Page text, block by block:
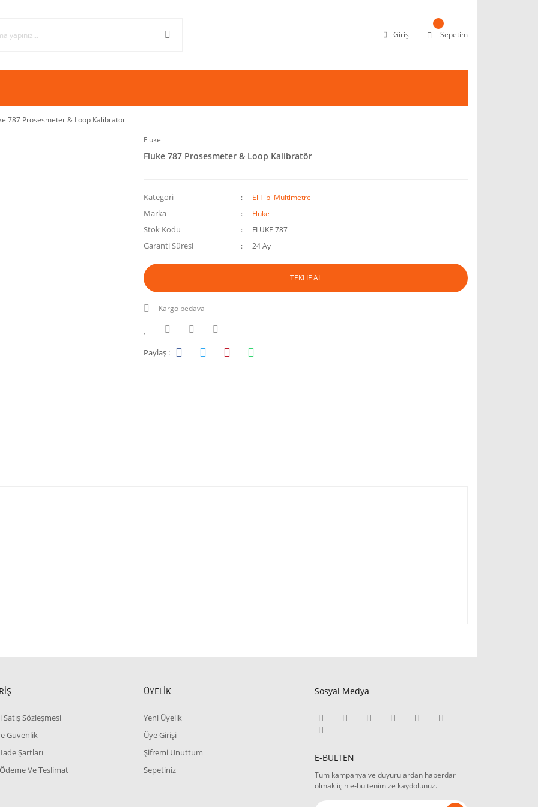
Giriş Sepetim
787 Prosesmeter & Loop Kalibratör
Fluke
Fluke 787 Prosesmeter & Loop Kalibratör
Kategori El Tipi Multimetre
Marka Fluke
Stok Kodu FLUKE 787
Garanti Süresi 24 Ay
TEKLİF AL
Kargo bedava
Paylaş :
Satış Sözleşmesi
Güvenlik
Şartları
Ve Teslimat
ÜYELİK
Yeni Üyelik
Üye Girişi
Şifremi Unuttum
Sepetiniz
Sosyal Medya
E-BÜLTEN
Tüm kampanya ve duyurulardan haberdar
olmak için e-bültenimize kaydolunuz.